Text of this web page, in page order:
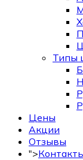
Типы
Цены
Акции
Отзывы
">